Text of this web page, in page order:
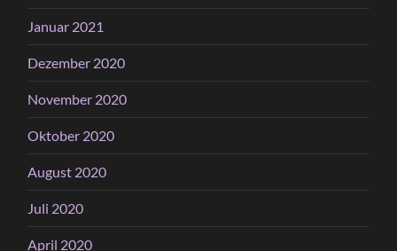
Januar 2021
Dezember 2020
November 2020
Oktober 2020
August 2020
Juli 2020
April 2020